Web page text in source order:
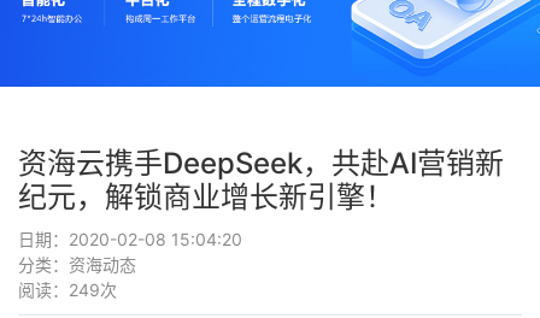
案例展示
资海云携手DeepSeek，共赴AI营销新
纪元，解锁商业增长新引擎！
日期：2020-02-08 15:04:20
分类：资海动态
阅读： 249次